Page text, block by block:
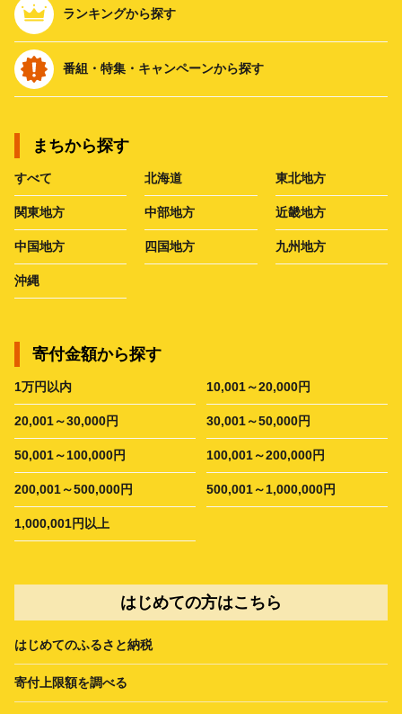
ランキングから探す
番組・特集・キャンペーンから探す
まちから探す
すべて 北海道 東北地方
関東地方 中部地方 近畿地方
中国地方 四国地方 九州地方
沖縄
寄付金額から探す
1万円以内 10,001～20,000円
20,001～30,000円 30,001～50,000円
50,001～100,000円 100,001～200,000円
200,001～500,000円 500,001～1,000,000円
1,000,001円以上
はじめての方はこちら
はじめてのふるさと納税
寄付上限額を調べる